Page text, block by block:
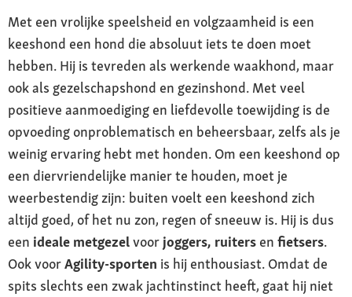
Met een vrolijke speelsheid en volgzaamheid is een
keeshond een hond die absoluut iets te doen moet
hebben. Hij is tevreden als werkende waakhond, maar
ook als gezelschapshond en gezinshond. Met veel
positieve aanmoediging en liefdevolle toewijding is de
opvoeding onproblematisch en beheersbaar, zelfs als je
weinig ervaring hebt met honden. Om een keeshond op
een diervriendelijke manier te houden, moet je
weerbestendig zijn: buiten voelt een keeshond zich
altijd goed, of het nu zon, regen of sneeuw is. Hij is dus
een ideale metgezelvoor joggers, ruiters en fietsers.
Ook voorAgility-sporten is hij enthousiast. Omdat de
spits slechts een zwak jachtinstinct heeft, gaat hij niet